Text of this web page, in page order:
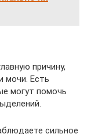
причину,
мочи. Есть
могут помочь
сильное